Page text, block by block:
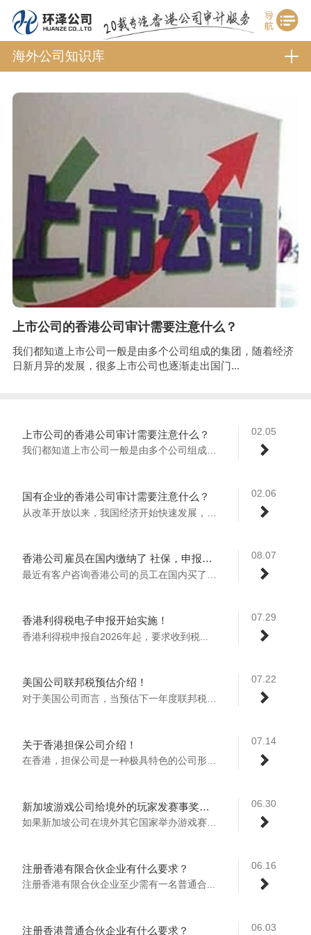
海外公司知识库
上市公司的香港公司审计需要注意什么？
我们都知道上市公司一般是由多个公司组成的集团，随着经济
日新月异的发展，很多上市公司也逐渐走出国门...
02.05
上市公司的香港公司审计需要注意什么？
我们都知道上市公司一般是由多个公司组成的...
02.06
国有企业的香港公司审计需要注意什么？
08.07
香港公司雇员在国内缴纳了 社保，申报薪俸税是按照应发还是实发？
07.29
香港利得税电子申报开始实施！
香港利得税申报自2026年起，要求收到税...
07.22
美国公司联邦税预估介绍！
07.14
关于香港担保公司介绍！
在香港，担保公司是一种极具特色的公司形式...
06.30
新加坡游戏公司给境外的玩家发赛事奖金或者肖像权授权费需要在新加坡申报个税或者预估税吗？
如果新加坡公司在境外其它国家举办游戏赛事...
06.16
注册香港有限合伙企业有什么要求？
注册香港有限合伙企业至少需有‌一名普通合...
06.03
注册香港普通合伙企业有什么要求？